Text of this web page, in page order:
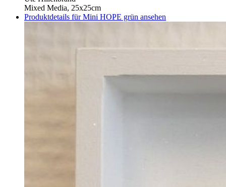
Mixed Media, 25x25cm
Produktdetails für Mini HOPE grün ansehen